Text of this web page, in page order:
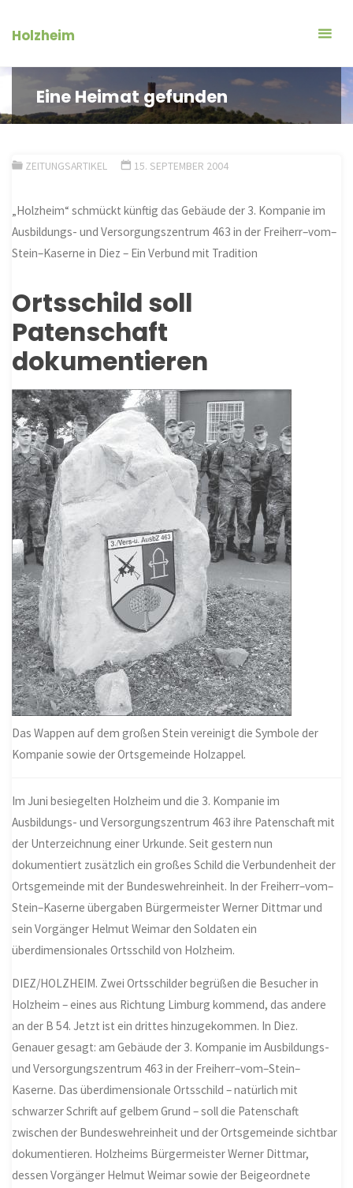
InhaltHolzheim
Eine Heimat gefunden
ZEITUNGSARTIKEL 15. SEPTEMBER 2004
„Holzheim“ schmückt künftig das Gebäude der 3. Kompanie im
Ausbildungs- und Versorgungszentrum 463 in der Freiherr–vom–
Stein–Kaserne in Diez – Ein Verbund mit Tradition
Ortsschild soll
Patenschaft
dokumentieren
Das Wappen auf dem großen Stein vereinigt die Symbole der
Kompanie sowie der Ortsgemeinde Holzappel.
Im Juni besiegelten Holzheim und die 3. Kompanie im
Ausbildungs- und Versorgungszentrum 463 ihre Patenschaft mit
der Unterzeichnung einer Urkunde. Seit gestern nun
dokumentiert zusätzlich ein großes Schild die Verbundenheit der
Ortsgemeinde mit der Bundeswehreinheit. In der Freiherr–vom–
Stein–Kaserne übergaben Bürgermeister Werner Dittmar und
sein Vorgänger Helmut Weimar den Soldaten ein
überdimensionales Ortsschild von Holzheim.
DIEZ/HOLZHEIM. Zwei Ortsschilder begrüßen die Besucher in
Holzheim – eines aus Richtung Limburg kommend, das andere
an der B 54. Jetzt ist ein drittes hinzugekommen. In Diez.
Genauer gesagt: am Gebäude der 3. Kompanie im Ausbildungs-
und Versorgungszentrum 463 in der Freiherr–vom–Stein–
Kaserne. Das überdimensionale Ortsschild – natürlich mit
schwarzer Schrift auf gelbem Grund – soll die Patenschaft
zwischen der Bundeswehreinheit und der Ortsgemeinde sichtbar
dokumentieren. Holzheims Bürgermeister Werner Dittmar,
dessen Vorgänger Helmut Weimar sowie der Beigeordnete